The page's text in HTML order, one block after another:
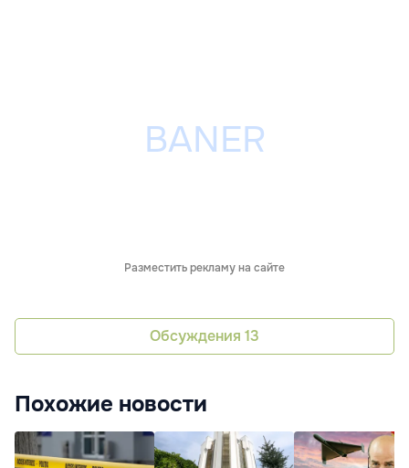
Разместить рекламу на сайте
Обсуждения 13
Похожие новости